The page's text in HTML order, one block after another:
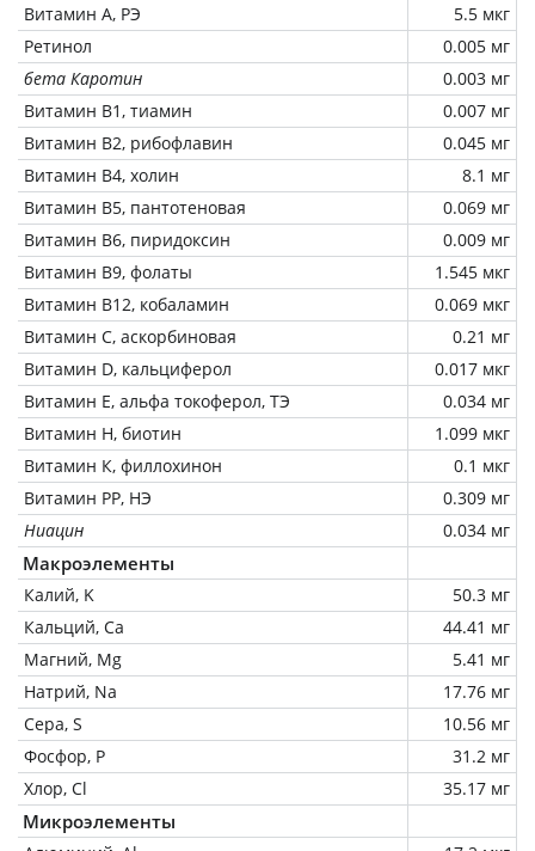
Витамин А, РЭ
5.5 мкг
Ретинол
0.005 мг
бета Каротин
0.003 мг
Витамин В1, тиамин
0.007 мг
Витамин В2, рибофлавин
0.045 мг
Витамин В4, холин
8.1 мг
Витамин В5, пантотеновая
0.069 мг
Витамин В6, пиридоксин
0.009 мг
Витамин В9, фолаты
1.545 мкг
Витамин В12, кобаламин
0.069 мкг
Витамин C, аскорбиновая
0.21 мг
Витамин D, кальциферол
0.017 мкг
Витамин Е, альфа токоферол, ТЭ
0.034 мг
Витамин Н, биотин
1.099 мкг
Витамин К, филлохинон
0.1 мкг
Витамин РР, НЭ
0.309 мг
Ниацин
0.034 мг
Макроэлементы
Калий, K
50.3 мг
Кальций, Ca
44.41 мг
Магний, Mg
5.41 мг
Натрий, Na
17.76 мг
Сера, S
10.56 мг
Фосфор, P
31.2 мг
Хлор, Cl
35.17 мг
Микроэлементы